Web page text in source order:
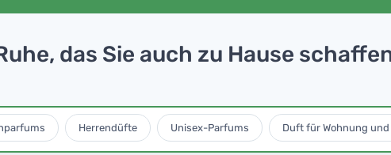
das Sie auch zu Hause
Herrendüfte Unisex-Parfums Duft für Wohnung